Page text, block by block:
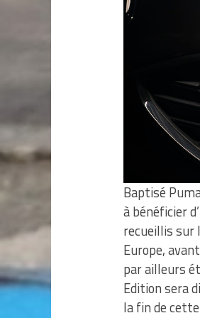
Baptisé
à bénéficier
recueillis sur
Europe,
par ailleurs
Edition sera
la fin de